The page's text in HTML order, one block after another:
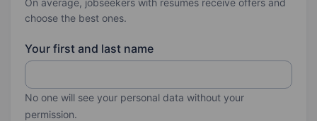
On average, jobseekers with resumes receive offers and
choose the best ones.
Your first and last name
No one will see your personal data without your
permission.